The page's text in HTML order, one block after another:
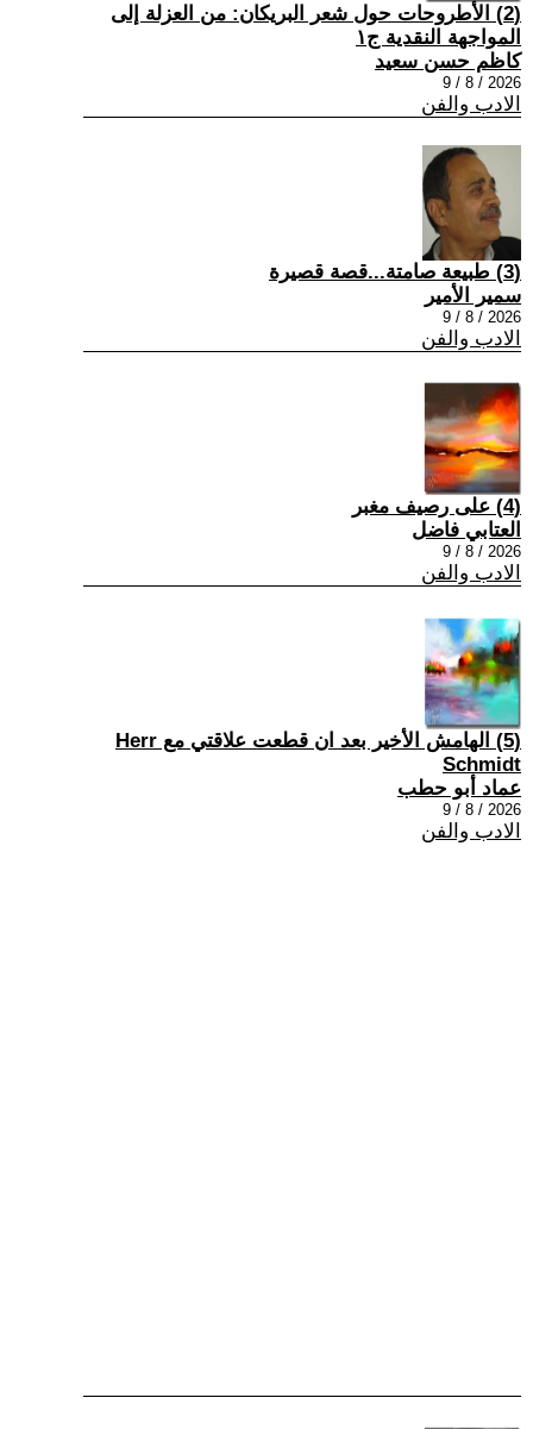
(2) الأطروحات حول شعر البريكان: من العزلة إلى
المواجهة النقدية ج١
كاظم حسن سعيد
2026 / 8 / 9
الادب والفن
(3) طبيعة صامتة...قصة قصيرة
سمير الأمير
2026 / 8 / 9
الادب والفن
(4) على رصيف مغبر
العتابي فاضل
2026 / 8 / 9
الادب والفن
(5) الهامش الأخير بعد ان قطعت علاقتي مع Herr
Schmidt
عماد أبو حطب
2026 / 8 / 9
الادب والفن